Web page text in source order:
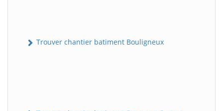
Trouver chantier batiment Bouligneux